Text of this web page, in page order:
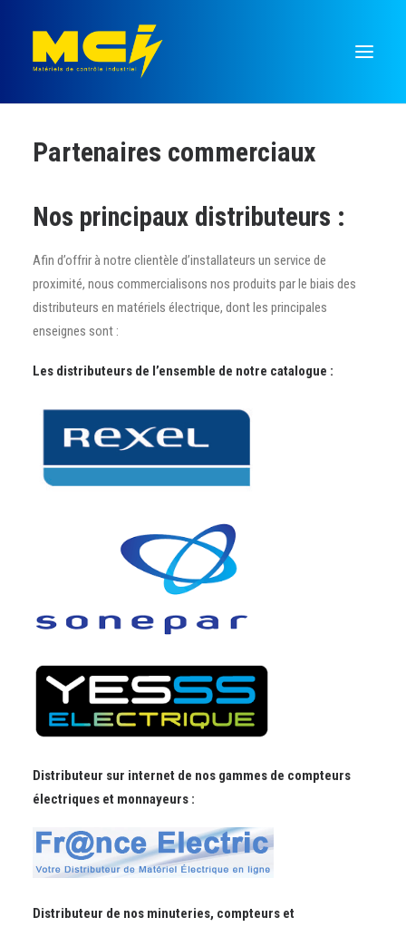
Mesure
Temporisation
Commutation
Signalisation
Monnayeurs
Partenaires commerciaux
Nos principaux distributeurs :
Afin d’offrir à notre clientèle d’installateurs un service de
proximité, nous commercialisons nos produits par le biais des
distributeurs en matériels électrique, dont les principales
enseignes sont :
Les distributeurs de l’ensemble de notre catalogue :
Distributeur sur internet de nos gammes de compteurs
électriques et monnayeurs :
Distributeur de nos minuteries, compteurs et